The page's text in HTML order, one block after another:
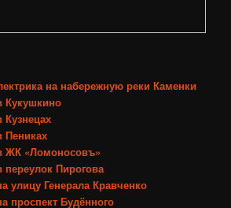
на набережную реки Каменки
Кукушкино
Кузнецах
Пениках
ЖК «Ломоносовъ»
переулок Пирогова
улицу Генерала Кравченко
проспект Будённого